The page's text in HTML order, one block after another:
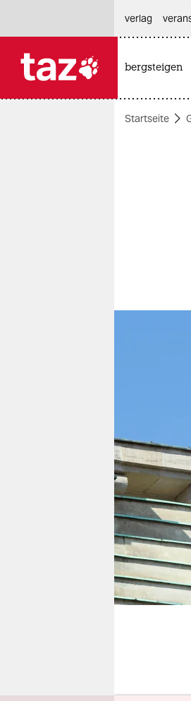
themen
verlag
shop
fragen & hilfe
abo
verlag
bergsteigen
Startseite